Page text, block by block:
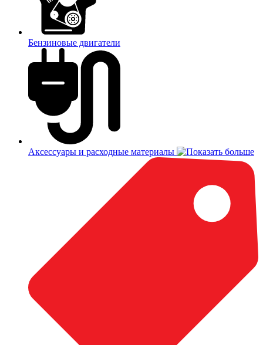
Бензиновые двигатели
Аксессуары и расходные материалы